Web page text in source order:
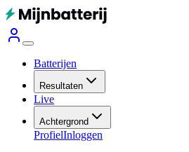
Batterijen
Resultaten
Live
Achtergrond
ProfielInloggen